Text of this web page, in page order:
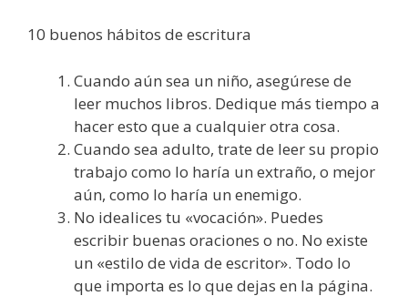
10 buenos hábitos de escritura
Cuando aún sea un niño, asegúrese de
leer muchos libros. Dedique más tiempo a
hacer esto que a cualquier otra cosa.
Cuando sea adulto, trate de leer su propio
trabajo como lo haría un extraño, o mejor
aún, como lo haría un enemigo.
No idealices tu «vocación». Puedes
escribir buenas oraciones o no. No existe
un «estilo de vida de escritor». Todo lo
que importa es lo que dejas en la página.